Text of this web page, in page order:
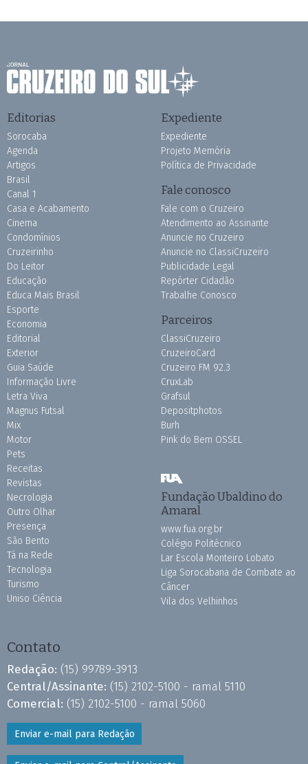
Editorias
Sorocaba
Agenda
Artigos
Brasil
Canal 1
Casa e Acabamento
Cinema
Condomínios
Cruzeirinho
Do Leitor
Educação
Educa Mais Brasil
Esporte
Economia
Editorial
Exterior
Guia Saúde
Informação Livre
Letra Viva
Magnus Futsal
Mix
Motor
Pets
Receitas
Revistas
Necrologia
Outro Olhar
Presença
São Bento
Tá na Rede
Tecnologia
Turismo
Uniso Ciência
Expediente
Expediente
Projeto Memória
Política de Privacidade
Fale conosco
Fale com o Cruzeiro
Atendimento ao Assinante
Anuncie no Cruzeiro
Anuncie no ClassiCruzeiro
Publicidade Legal
Repórter Cidadão
Trabalhe Conosco
Parceiros
ClassiCruzeiro
CruzeiroCard
Cruzeiro FM 92.3
CruxLab
Grafsul
Depositphotos
Burh
Pink do Bem OSSEL
Fundação Ubaldino do
Amaral
www.fua.org.br
Colégio Politécnico
Lar Escola Monteiro Lobato
Liga Sorocabana de Combate ao
Câncer
Vila dos Velhinhos
Contato
Redação: (15) 99789-3913
Central/Assinante: (15) 2102-5100 - ramal 5110
Comercial: (15) 2102-5100 - ramal 5060
Enviar e-mail para Redação